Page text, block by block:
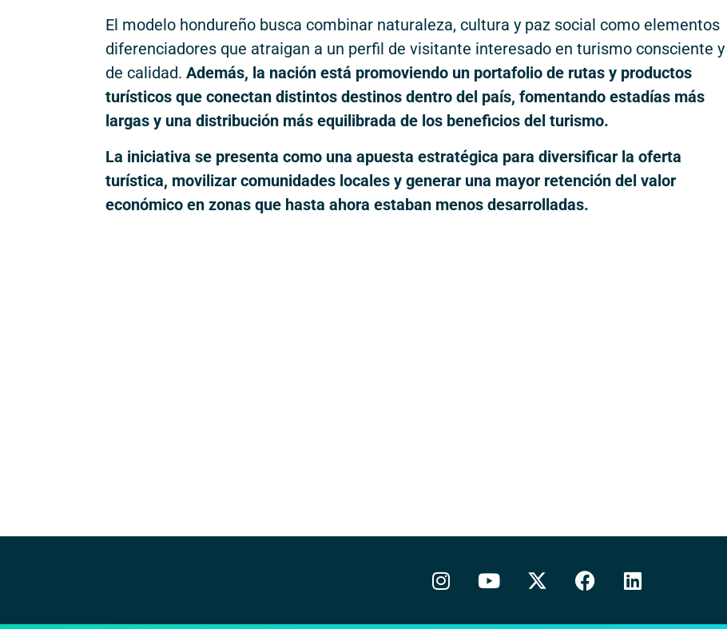
El modelo hondureño busca combinar naturaleza, cultura y paz social como elementos
diferenciadores que atraigan a un perfil de visitante interesado en turismo consciente y
de calidad. Además, la nación está promoviendo un portafolio de rutas y productos
turísticos que conectan distintos destinos dentro del país, fomentando estadías más
largas y una distribución más equilibrada de los beneficios del turismo.
La iniciativa se presenta como una apuesta estratégica para diversificar la oferta
turística, movilizar comunidades locales y generar una mayor retención del valor
económico en zonas que hasta ahora estaban menos desarrolladas.